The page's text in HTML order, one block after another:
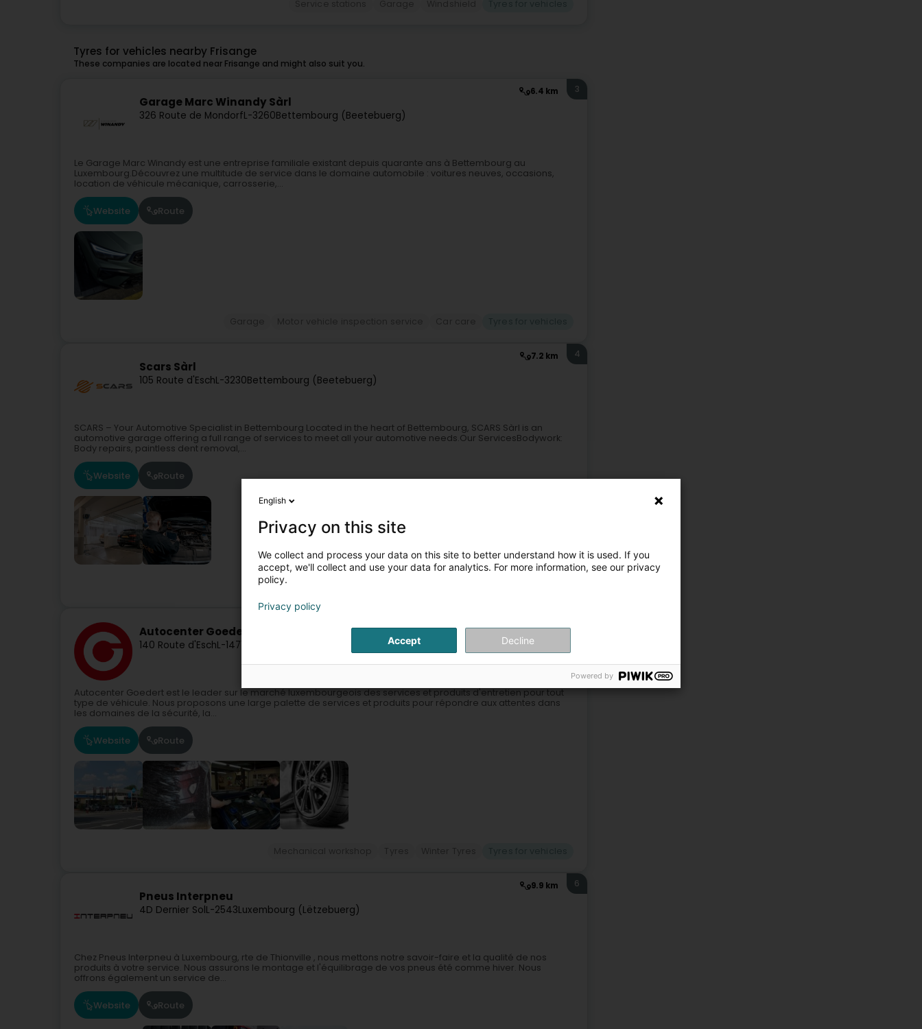
Tyres for vehicles nearby Frisange
These companies are located near Frisange and might also suit you.
6.4 km
Garage Marc Winandy Sàrl
326 Route de MondorfL-3260Bettembourg (Beetebuerg)
3
Le Garage Marc Winandy est une entreprise familiale existant depuis quarante ans à Bettembourg au
Luxembourg.Découvrez une multitude de service dans le domaine automobile : voitures neuves, occasions,
location de véhicule mécanique, carrosserie,...
Website Route
7.2 km
Scars Sàrl
105 Route d'EschL-3230Bettembourg (Beetebuerg)
4
SCARS – Your Automotive Specialist in Bettembourg Located in the heart of Bettembourg, SCARS Sàrl is an
automotive garage offering a full range of services to meet all your automotive needs.Our ServicesBodywork:
Body repairs, paintless dent removal,...
Website Route
Véhicule sale
Autocenter Goedert
140 Route d'EschL-1471
Autocenter Goedert est le leader sur le marché luxembourgeois des services et produits d'entretien pour tout
type de véhicule. Nous proposons une large palette de services et produits pour répondre aux attentes dans
les domaines de la sécurité, la...
Website Route
9.9 km
Pneus Interpneu
4D Dernier SolL-2543Luxembourg (Lëtzebuerg)
6
Chez Pneus Interpneu à Luxembourg, rte de Thionville , nous mettons notre savoir-faire et la qualité de nos
produits à votre service. Nous assurons le montage et l'équilibrage de vos pneus été comme hiver. Nous
offrons également un service de...
Website Route
English
Privacy on this site
We collect and process your data on this site to better understand how it is used. If you
accept, we'll collect and use your data for analytics. For more information, see our privacy
policy.
Privacy policy
Accept Decline
Powered by